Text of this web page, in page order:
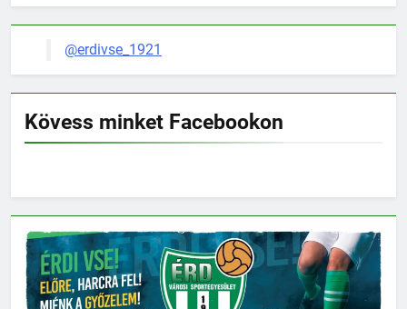
@erdivse_1921
Kövess minket Facebookon